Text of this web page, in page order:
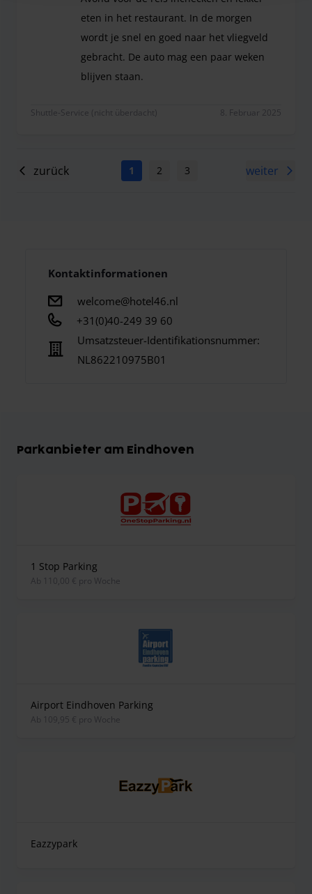
eten in het restaurant. In de morgen
wordt je snel en goed naar het vliegveld
gebracht. De auto mag een paar weken
blijven staan.
Shuttle-Service (nicht überdacht) 8. Februar 2025
zurück 1 2 3 6
weiter
Kontaktinformationen
welcome@hotel46.nl
+31(0)40-249 39 60
Umsatzsteuer-Identifikationsnummer:
NL862210975B01
Parkanbieter am Eindhoven
1 Stop Parking
ab 110,00 € pro Woche
Airport Eindhoven Parking
ab 109,95 € pro Woche
Eazzypark